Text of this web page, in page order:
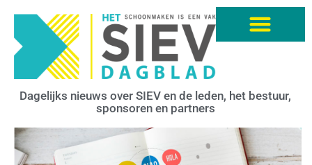
Dagelijks nieuws over SIEV en de leden, het bestuur,
sponsoren en partners